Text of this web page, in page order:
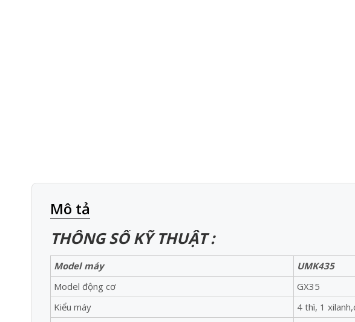
Mô tả
THÔNG SỐ KỸ THUẬT :
Model máy
UMK435
Model động cơ
GX35
Kiểu máy
4 thì, 1